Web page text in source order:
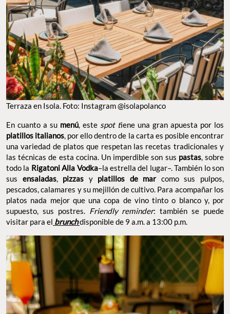
Terraza en Isola. Foto: Instagram @isolapolanco
En cuanto a su menú, este spot tiene una gran apuesta por los
platillos italianos, por ello dentro de la carta es posible encontrar
una variedad de platos que respetan las recetas tradicionales y
las técnicas de esta cocina. Un imperdible son sus pastas, sobre
todo la Rigatoni Alla Vodka–la estrella del lugar–. También lo son
sus ensaladas, pizzas yplatillos de marcomo sus pulpos,
pescados, calamares y su mejillón de cultivo. Para acompañar los
platos nada mejor que una copa de vino tinto o blanco y, por
supuesto, sus postres.Friendly reminder: también se puede
visitar para el brunchdisponible de 9 a.m. a 13:00 p.m.